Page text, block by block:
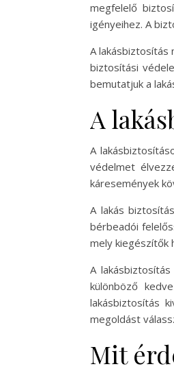
megfelelő
igényeihez. A
A lakásbiztosítás
biztosítási
bemutatjuk a
A
A
védelmet
káresemények
A lakás
bérbeadói
mely kiegészítők
A
különböző
lakásbiztosítás
megoldást
Mit